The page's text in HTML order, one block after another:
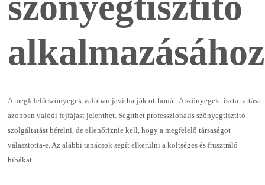
alkalmazásához
A megfelelő szőnyegek valóban javíthatják otthonát. A szőnyegek tiszta tartása
azonban valódi fejfájást jelenthet. Segíthet professzionális szőnyegtisztító
szolgáltatást bérelni, de ellenőriznie kell, hogy a megfelelő társaságot
választotta-e. Az alábbi tanácsok segít elkerülni a költséges és frusztráló
hibákat.